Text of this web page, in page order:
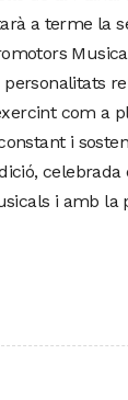
a terme la
com
i
celebrada
i amb la